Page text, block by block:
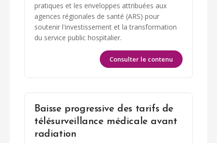
pratiques et les enveloppes attribuées aux
agences régionales de santé (ARS) pour
soutenir l'investissement et la transformation
du service public hospitalier.
Consulter le contenu
Baisse progressive des tarifs de
télésurveillance médicale avant
radiation